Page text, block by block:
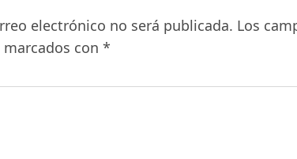
electrónico no será publicada. Los
con *